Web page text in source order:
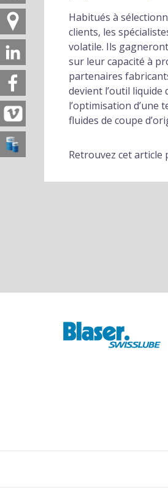
Habitués à
clients, les
volatile. Ils
sur leur capacité à
partenaires
devient l’outil liquide
l’optimisation d’une
fluides de coupe
Retrouvez cet article